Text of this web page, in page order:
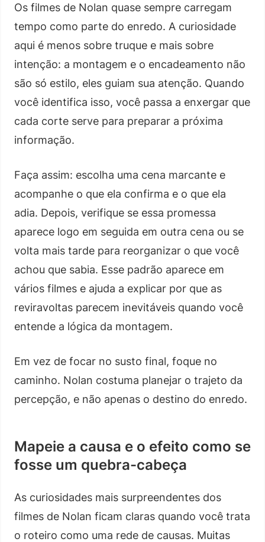
Os filmes de Nolan quase sempre carregam
tempo como parte do enredo. A curiosidade
aqui é menos sobre truque e mais sobre
intenção: a montagem e o encadeamento não
são só estilo, eles guiam sua atenção. Quando
você identifica isso, você passa a enxergar que
cada corte serve para preparar a próxima
informação.
Faça assim: escolha uma cena marcante e
acompanhe o que ela confirma e o que ela
adia. Depois, verifique se essa promessa
aparece logo em seguida em outra cena ou se
volta mais tarde para reorganizar o que você
achou que sabia. Esse padrão aparece em
vários filmes e ajuda a explicar por que as
reviravoltas parecem inevitáveis quando você
entende a lógica da montagem.
Em vez de focar no susto final, foque no
caminho. Nolan costuma planejar o trajeto da
percepção, e não apenas o destino do enredo.
Mapeie a causa e o efeito como se
fosse um quebra-cabeça
As curiosidades mais surpreendentes dos
filmes de Nolan ficam claras quando você trata
o roteiro como uma rede de causas. Muitas